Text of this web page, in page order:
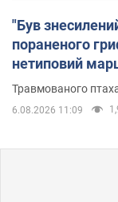
"Був
пораненого
нетиповий
Травмованого
6.08.2026 11:09